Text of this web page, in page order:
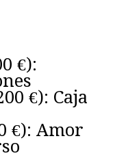
€):
€): Caja
€): Amor